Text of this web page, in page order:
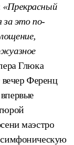
«Прекрасный
за это по-
Глюка
вечер Ференц
маэстро
симфоническую